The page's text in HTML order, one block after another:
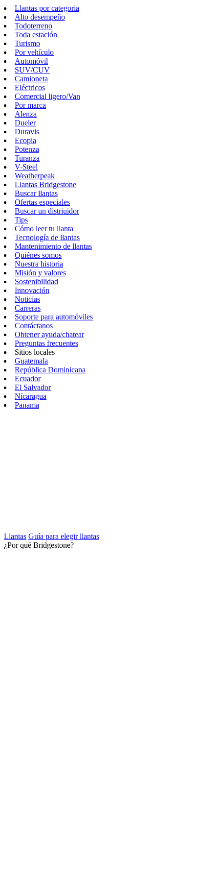
Llantas por categoria
Alto desempeño
Todoterreno
Toda estación
Turismo
Por vehículo
Automóvil
SUV/CUV
Camioneta
Eléctricos
Comercial ligero/Van
Por marca
Alenza
Dueler
Duravis
Ecopia
Potenza
Turanza
V-Steel
Weatherpeak
Llantas Bridgestone
Buscar llantas
Ofertas especiales
Buscar un distriuidor
Tips
Cómo leer tu llanta
Tecnología de llantas
Mantenimiento de llantas
Quiénes somos
Nuestra historia
Misión y valores
Sostenibilidad
Innovación
Noticias
Carreras
Soporte para automóviles
Contáctanos
Obtener ayuda/chatear
Preguntas frecuentes
Sitios locales
Guatemala
República Dominicana
Ecuador
El Salvador
Nícaragua
Panama
Llantas Guía para elegir llantas
¿Por qué Bridgestone?